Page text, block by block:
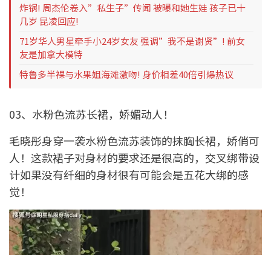
炸锅! 周杰伦卷入”私生子”传闻 被曝和她生娃 孩子已十
几岁 昆凌回应!
71岁华人男星牵手小24岁女友 强调”我不是谢贤”! 前女
友是加拿大模特
特鲁多半裸与水果姐海滩激吻! 身价相差40倍引爆热议
03、水粉色流苏长裙，娇媚动人！
毛晓彤身穿一袭水粉色流苏装饰的抹胸长裙，娇俏可
人！这款裙子对身材的要求还是很高的，交叉绑带设
计如果没有纤细的身材很有可能会是五花大绑的感
觉！